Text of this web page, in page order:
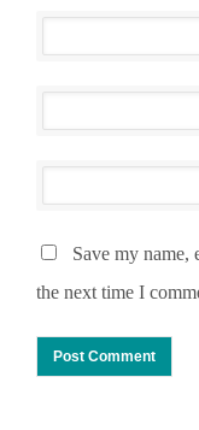
Save my name,
the next time I